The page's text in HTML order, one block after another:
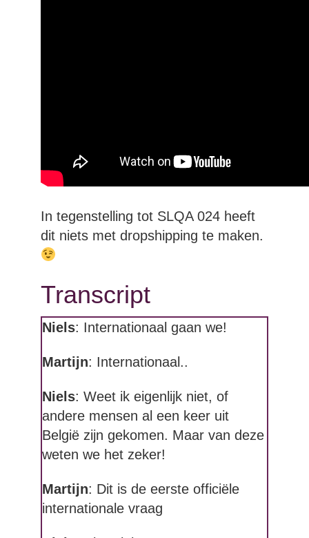
In tegenstelling tot SLQA 024 heeft
dit niets met dropshipping te maken.
Transcript
Niels: Internationaal gaan we!
Martijn: Internationaal..
Niels: Weet ik eigenlijk niet, of
andere mensen al een keer uit
België zijn gekomen. Maar van deze
weten we het zeker!
Martijn: Dit is de eerste officiële
internationale vraag